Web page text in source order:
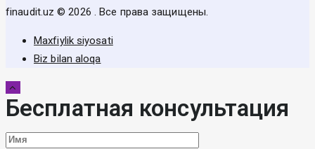
finaudit.uz © 2026 . Все права защищены.
Maxfiylik siyosati
Biz bilan aloqa
Бесплатная консультация